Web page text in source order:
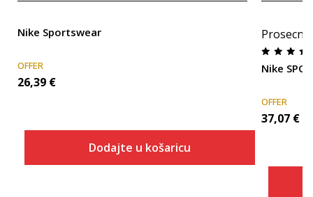
Nike Sportswear
OFFER
26,39 €
Dodajte u košaricu
Nike
OFFER
37,07 €